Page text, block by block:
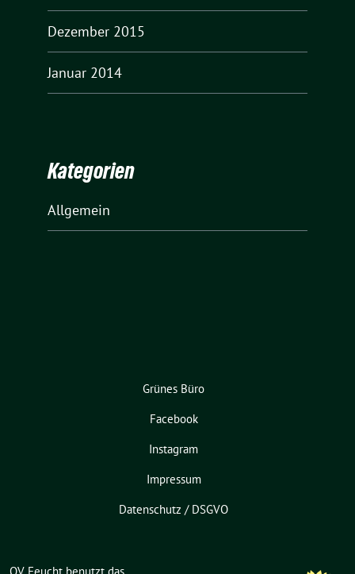
Dezember 2015
Januar 2014
Kategorien
Allgemein
Grünes Büro
Facebook
Instagram
Impressum
Datenschutz / DSGVO